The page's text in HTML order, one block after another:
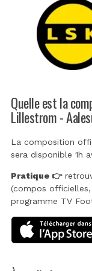
Quelle est la
Lillestrom -
La composition
sera disponible 1h
Pratique 👉
(compos
programme TV